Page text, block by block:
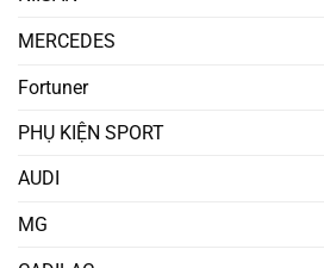
MERCEDES
Fortuner
PHỤ KIỆN SPORT
AUDI
MG